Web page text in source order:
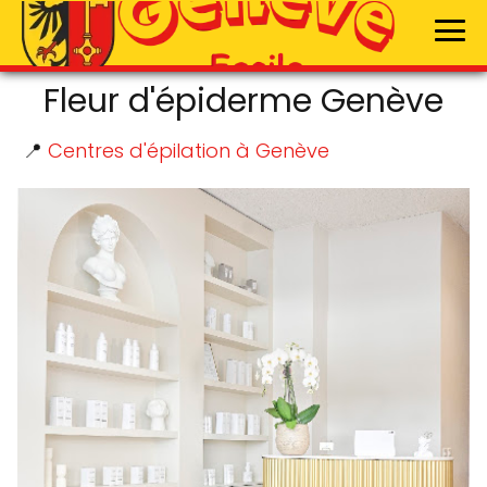
Fleur d'épiderme Genève
📍 Centres d'épilation à Genève